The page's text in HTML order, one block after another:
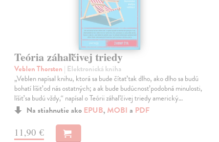
Teória záhaľčivej triedy
Veblen Thorsten | Elektronická kniha
„Veblen napísal knihu, ktorá sa bude čítať tak dlho, ako dlho sa budú
bohatí líšiť od nás ostatných; a ak bude budúcnosť podobná minulosti,
líšiť sa budú vždy,“ napísal o Teórii záhaľčivej triedy americký…
Na stiahnutie ako EPUB, MOBI a PDF
11,90 €